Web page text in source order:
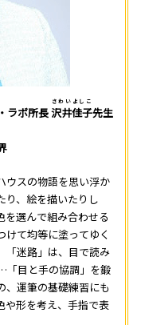
ラボ所長沢井佳子
さわいよしこ
先生
ウスの物語を思い浮か
り、絵を描いたりし
を選んで組み合わせる
けて均等に塗ってゆく
「迷路」は、目で読み
「目と手の協調」を鍛
、運筆の基礎練習にも
や形を考え、手指で表